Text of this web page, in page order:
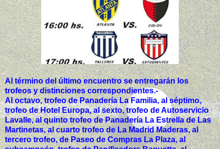
Al término del último encuentro se entregarán los
trofeos y distinciones correspondientes.-
Al octavo, trofeo de Panadería La Familia, al séptimo,
trofeo de Hotel Europa, al sexto, trofeo de Autoservicio
Lavalle, al quinto trofeo de Panadería La Estrella de Las
Martinetas, al cuarto trofeo de La Madrid Maderas, al
tercero trofeo, de Paseo de Compras La Plaza, al